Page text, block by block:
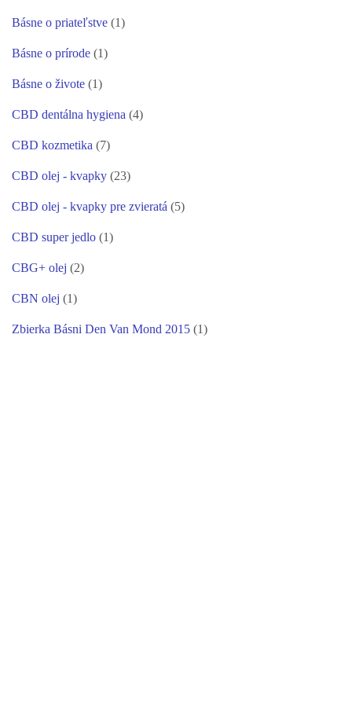
Básne o priateľstve (1)
Básne o prírode (1)
Básne o živote (1)
CBD dentálna hygiena (4)
CBD kozmetika (7)
CBD olej - kvapky (23)
CBD olej - kvapky pre zvieratá (5)
CBD super jedlo (1)
CBG+ olej (2)
CBN olej (1)
Zbierka Básni Den Van Mond 2015 (1)